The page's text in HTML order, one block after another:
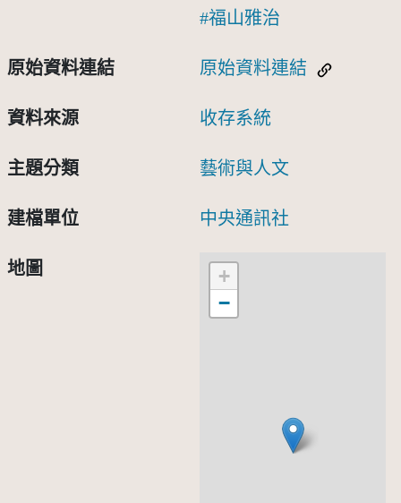
福山雅治
原始資料連結 原始資料連結
資料來源 收存系統
主題分類 藝術與人文
建檔單位 中央通訊社
地圖
+
−